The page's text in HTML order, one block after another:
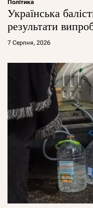
Політика
Українська
результати
7 Серпня, 2026